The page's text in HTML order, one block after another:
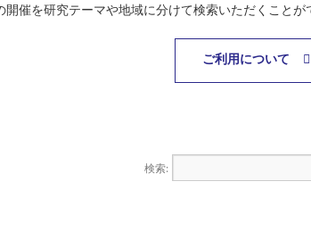
開催を研究テーマや地域に分けて検索いただくことが
ご利用について
検索: